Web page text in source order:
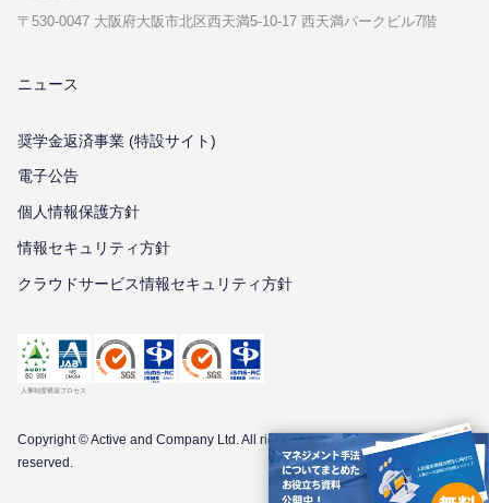
〒530-0047 ⼤阪府⼤阪市北区⻄天満5-10-17 ⻄天満パークビル7階
ニュース
奨学金返済事業 (特設サイト)
電子公告
個⼈情報保護⽅針
情報セキュリティ⽅針
クラウドサービス情報セキュリティ方針
Copyright © Active and Company Ltd. All rights
reserved.